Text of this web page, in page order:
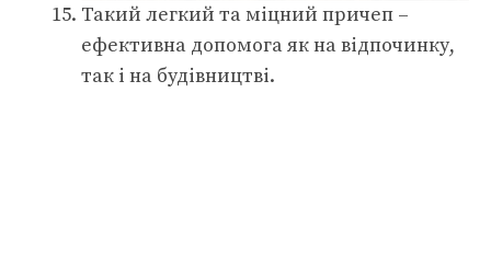
Такий легкий та міцний причеп –
ефективна допомога як на відпочинку,
так і на будівництві.